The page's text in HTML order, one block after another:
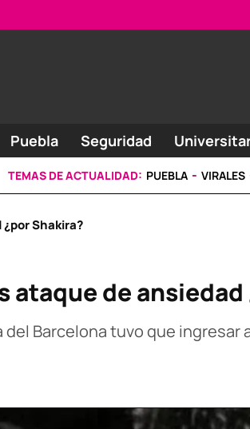
Puebla Seguridad
TEMAS DE ACTUALIDAD: PUEBLA VIRALES
Shakira?
ataque de
Barcelona tuvo que